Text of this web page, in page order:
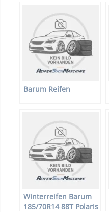
Barum Reifen
Winterreifen Barum
185/70R14 88T Polaris